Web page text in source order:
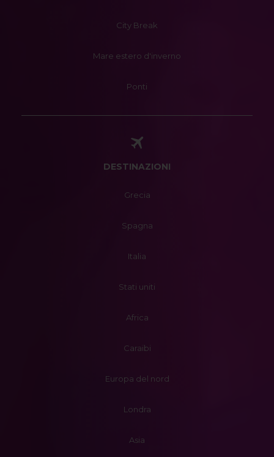
City Break
Mare estero d'inverno
Ponti
DESTINAZIONI
Grecia
Spagna
Italia
Stati uniti
Africa
Caraibi
Europa del nord
Londra
Asia